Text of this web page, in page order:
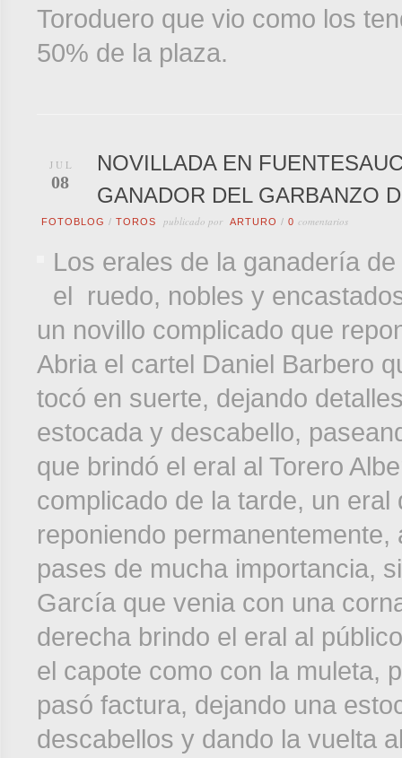
Toroduero que vio como los
50% de la plaza.
JUL
08
NOVILLADA EN
GANADOR DEL GARBANZO
FOTOBLOG / TOROS publicado por ARTURO / 0 comentarios
Los erales de la ganadería
el ruedo, nobles y
un novillo complicado que
Abria el cartel Daniel Barbero
tocó en suerte, dejando
estocada y descabello,
que brindó el eral al Torero
complicado de la tarde, un
reponiendo
pases de mucha importancia,
García que venia con una
derecha brindo el eral al
el capote como con la muleta,
pasó factura, dejando una
descabellos y dando la vuelta